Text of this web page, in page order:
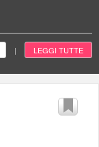
| LEGGI TUTTE